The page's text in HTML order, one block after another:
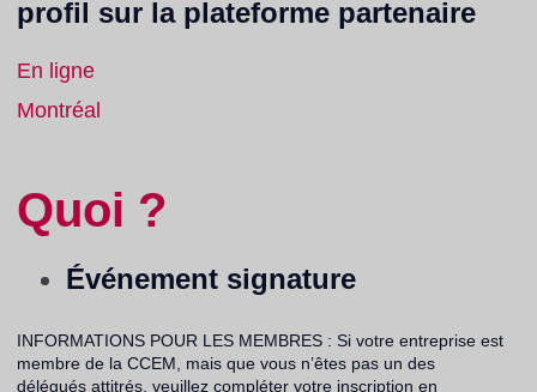
profil sur la plateforme partenaire
En ligne
Montréal
Quoi ?
Événement signature
INFORMATIONS POUR LES MEMBRES : Si votre entreprise est
membre de la CCEM, mais que vous n’êtes pas un des
délégués attitrés, veuillez compléter votre inscription en